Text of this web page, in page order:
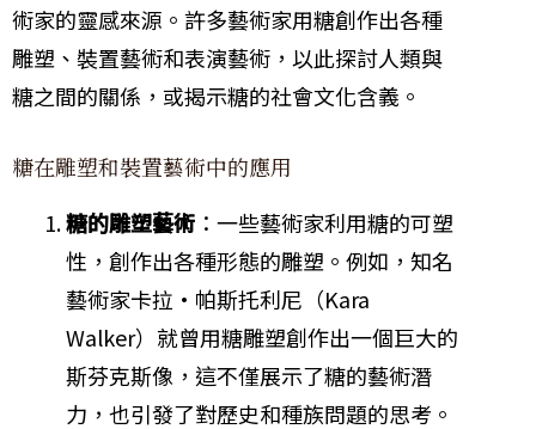
術家的靈感來源。許多藝術家用糖創作出各種
雕塑、裝置藝術和表演藝術，以此探討人類與
糖之間的關係，或揭示糖的社會文化含義。
糖在雕塑和裝置藝術中的應用
糖的雕塑藝術 ：一些藝術家利用糖的可塑
性，創作出各種形態的雕塑。例如，知名
藝術家卡拉·帕斯托利尼（Kara
Walker）就曾用糖雕塑創作出一個巨大的
斯芬克斯像，這不僅展示了糖的藝術潛
力，也引發了對歷史和種族問題的思考。